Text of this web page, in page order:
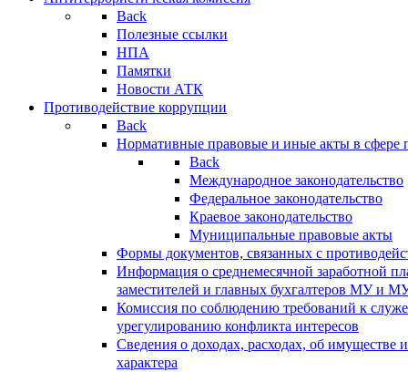
Back
Полезные ссылки
НПА
Памятки
Новости АТК
Противодействие коррупции
Back
Нормативные правовые и иные акты в сфере
Back
Международное законодательство
Федеральное законодательство
Краевое законодательство
Муниципальные правовые акты
Формы документов, связанных с
Информация о среднемесячной заработной
заместителей и главных бухгалтеров МУ и
Комиссия по соблюдению требований к
урегулированию конфликта интересов
Сведения о доходах, расходах, об имуществе
характера